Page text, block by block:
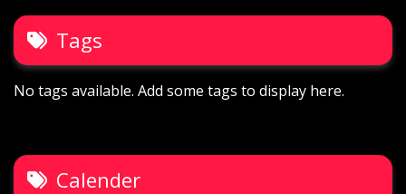
Tags
No tags available. Add some tags to display here.
Calender